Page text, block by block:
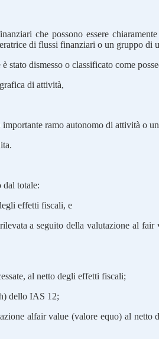
che possono essere
di flussi finanziari o un gruppo
stato dismesso o classificato come
di attività,
ramo autonomo di attività o
dal totale:
effetti fiscali, e
a seguito della valutazione al
al netto degli effetti fiscali;
dello IAS 12;
alfair value (valore equo) al